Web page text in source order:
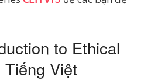
to Ethical
Việt